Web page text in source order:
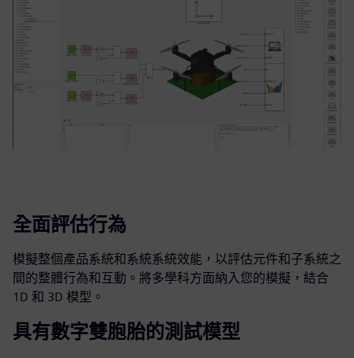
全面評估行為
模擬整個產品系統和系統系統效能，以評估元件和子系統之
間的整體行為和互動。將多學科方面納入您的模擬，結合
1D 和 3D 模型。
具有數字雙胞胎的測試模型